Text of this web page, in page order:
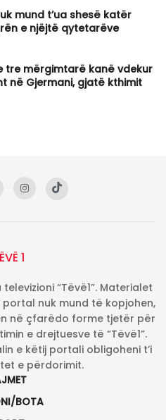
mund t’ua shesë katër
e njëjtë qytetarëve
tre mërgimtarë kanë vdekur
në Gjermani, gjatë kthimit
1
“Tëvë1”. Materialet
nuk mund të kopjohen,
në çfarëdo forme tjetër për
e drejtuesve të “Tëvë1”.
e këtij portali obligoheni t’i
e përdorimit.
BOTA